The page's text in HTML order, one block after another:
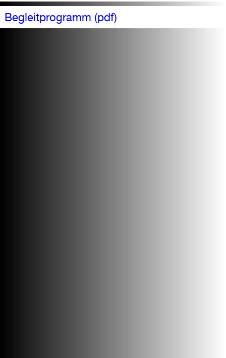
Begleitprogramm (pdf)